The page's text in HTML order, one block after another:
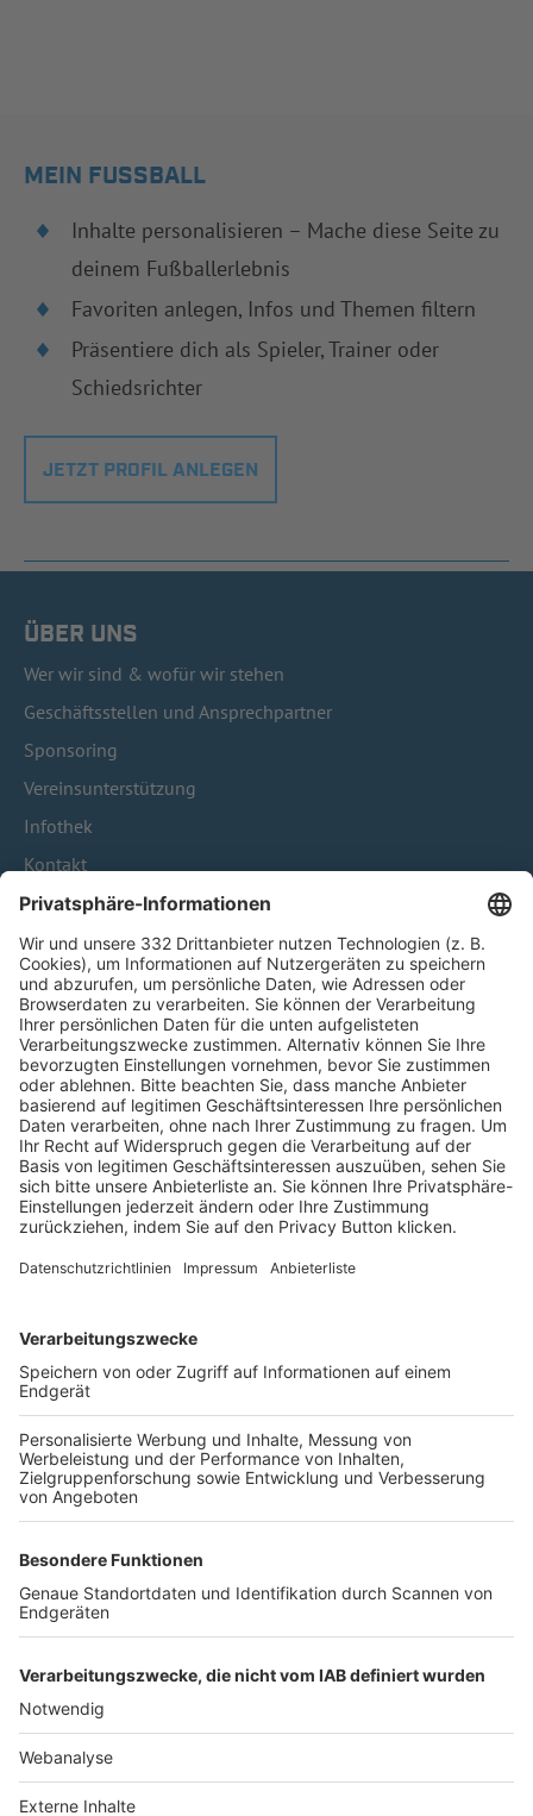
MEIN FUSSBALL
Inhalte personalisieren – Mache diese Seite zu
deinem Fußballerlebnis
Favoriten anlegen, Infos und Themen filtern
Präsentiere dich als Spieler, Trainer oder
Schiedsrichter
JETZT PROFIL ANLEGEN
ÜBER UNS
Wer wir sind & wofür wir stehen
Geschäftsstellen und Ansprechpartner
Sponsoring
Vereinsunterstützung
Infothek
Kontakt
HÄUFIG BESUCHTE SEITEN
Pässe und Vereinswechsel
Trainerausbildung
Schulungsangebot Vereinsmitarbeiter
BFV-Geschäftsstellen
Trainerbörse
Login SpielPlus
FOLGE DEM BFV
TOP-VEREINE
TOP-PARTNER
Nutzungsbedingungen Datenschutz Impressum